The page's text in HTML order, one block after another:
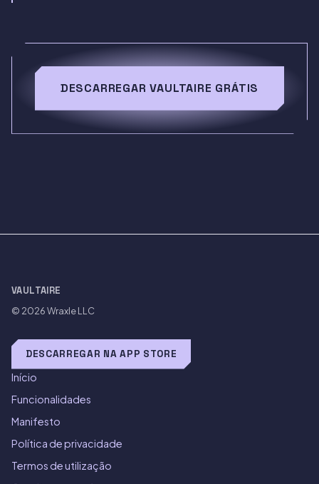
DESCARREGAR VAULTAIRE GRÁTIS
VAULTAIRE
© 2026Wraxle LLC
DESCARREGAR NA APP STORE
Início
Funcionalidades
Manifesto
Política de privacidade
Termos de utilização